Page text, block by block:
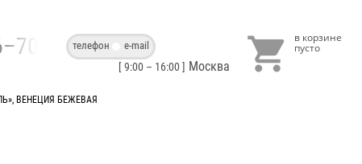
телефон e-mail
[ 9:00 – 16:00 ] Москва 
ВЕНЕЦИЯ БЕЖЕВАЯ